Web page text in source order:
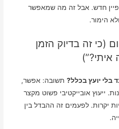
חדש. אבל זה מה שמאפשר
הימור.
(כי זה בדיוק הזמן
יועץ בכלל? תשובה: אפשר,
ייעוץ אובייקטיבי פשוט מקצר
יקרות. לפעמים זה ההבדל בין